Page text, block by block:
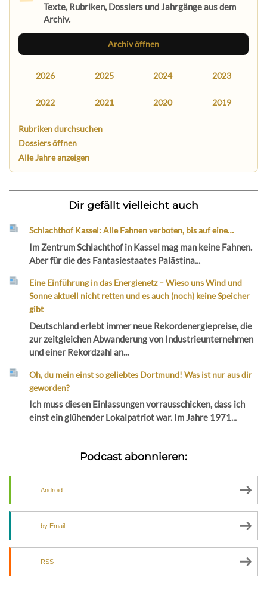
Texte, Rubriken, Dossiers und Jahrgänge aus dem
Archiv.
Archiv öffnen
2026 2025 2024 2023
2022 2021 2020 2019
Rubriken durchsuchen
Dossiers öffnen
Alle Jahre anzeigen
Dir gefällt vielleicht auch
Schlachthof Kassel: Alle Fahnen verboten, bis auf eine…
Im Zentrum Schlachthof in Kassel mag man keine Fahnen.
Aber für die des Fantasiestaates Palästina...
Eine Einführung in das Energienetz – Wieso uns Wind und
Sonne aktuell nicht retten und es auch (noch) keine Speicher
gibt
Deutschland erlebt immer neue Rekordenergiepreise, die
zur zeitgleichen Abwanderung von Industrieunternehmen
und einer Rekordzahl an...
Oh, du mein einst so geliebtes Dortmund! Was ist nur aus dir
geworden?
Ich muss diesen Einlassungen vorrausschicken, dass ich
einst ein glühender Lokalpatriot war. Im Jahre 1971...
Podcast abonnieren:
Android
by Email
RSS